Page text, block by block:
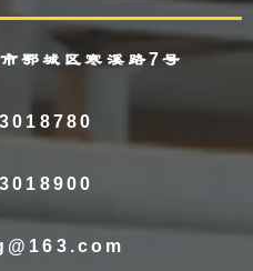
鄂城区寒溪路7号